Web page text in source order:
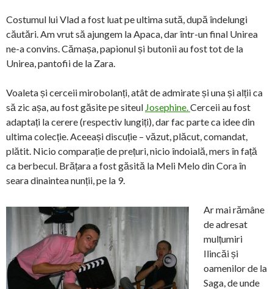
Costumul lui Vlad a fost luat pe ultima sută, după îndelungi
căutări. Am vrut să ajungem la Apaca, dar într-un final Unirea
ne-a convins. Cămașa, papionul și butonii au fost tot de la
Unirea, pantofii de la Zara.
Voaleta și cerceii mirobolanți, atât de admirate și una și alții ca
să zic așa, au fost găsite pe siteul Josephine.Cerceii au fost
adaptați la cerere (respectiv lungiți), dar fac parte ca idee din
ultima colecție. Aceeași discuție – văzut, plăcut, comandat,
plătit. Nicio comparație de prețuri, nicio îndoială, mers în față
ca berbecul. Brățara a fost găsită la Meli Melo din Cora în
seara dinaintea nunții, pe la 9.
Ar mai rămâne
de adresat
mulțumiri
Ilincăi și
oamenilor de la
Saga, de unde